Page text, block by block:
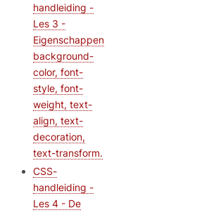
handleiding -
Les 3 -
Eigenschappen
background-
color, font-
style, font-
weight, text-
align, text-
decoration,
text-transform.
CSS-
handleiding -
Les 4 - De